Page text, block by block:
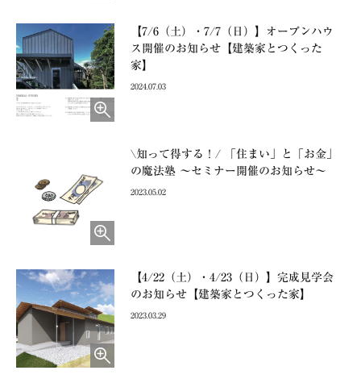
【7/6（土）・7/7（日）】オープンハウ
ス開催のお知らせ【建築家とつくった
家】
2024.07.03
\知って得する！/ 「住まい」と「お金」
の魔法塾 ～セミナー開催のお知らせ～
2023.05.02
【4/22（土）・4/23（日）】完成見学会
のお知らせ【建築家とつくった家】
2023.03.29